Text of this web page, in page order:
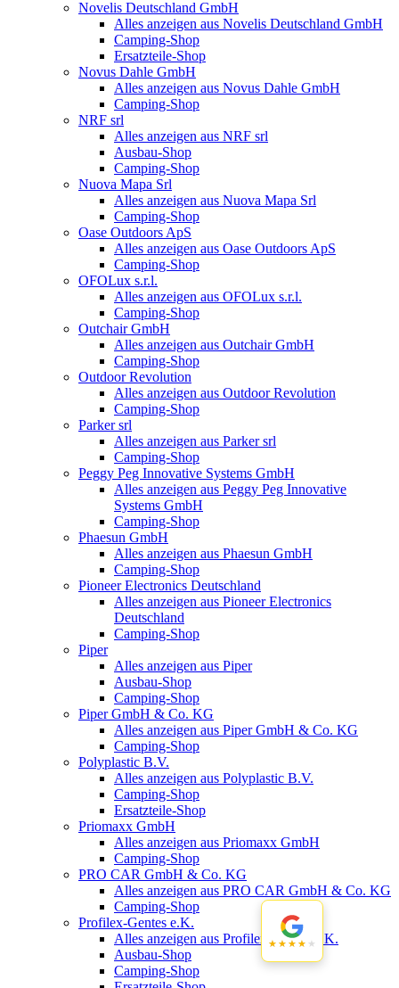
Novelis Deutschland GmbH
Alles anzeigen aus Novelis Deutschland GmbH
Camping-Shop
Ersatzteile-Shop
Novus Dahle GmbH
Alles anzeigen aus Novus Dahle GmbH
Camping-Shop
NRF srl
Alles anzeigen aus NRF srl
Ausbau-Shop
Camping-Shop
Nuova Mapa Srl
Alles anzeigen aus Nuova Mapa Srl
Camping-Shop
Oase Outdoors ApS
Alles anzeigen aus Oase Outdoors ApS
Camping-Shop
OFOLux s.r.l.
Alles anzeigen aus OFOLux s.r.l.
Camping-Shop
Outchair GmbH
Alles anzeigen aus Outchair GmbH
Camping-Shop
Outdoor Revolution
Alles anzeigen aus Outdoor Revolution
Camping-Shop
Parker srl
Alles anzeigen aus Parker srl
Camping-Shop
Peggy Peg Innovative Systems GmbH
Alles anzeigen aus Peggy Peg Innovative
Systems GmbH
Camping-Shop
Phaesun GmbH
Alles anzeigen aus Phaesun GmbH
Camping-Shop
Pioneer Electronics Deutschland
Alles anzeigen aus Pioneer Electronics
Deutschland
Camping-Shop
Piper
Alles anzeigen aus Piper
Ausbau-Shop
Camping-Shop
Piper GmbH & Co. KG
Alles anzeigen aus Piper GmbH & Co. KG
Camping-Shop
Polyplastic B.V.
Alles anzeigen aus Polyplastic B.V.
Camping-Shop
Ersatzteile-Shop
Priomaxx GmbH
Alles anzeigen aus Priomaxx GmbH
Camping-Shop
PRO CAR GmbH & Co. KG
Alles anzeigen aus PRO CAR GmbH & Co. KG
Camping-Shop
Profilex-Gentes e.K.
Alles anzeigen aus Profilex-Gentes e.K.
Ausbau-Shop
Camping-Shop
★★★★★
★★★★★